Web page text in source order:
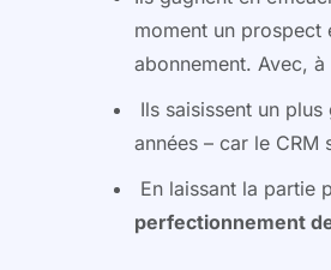
moment un prospect
abonnement. Avec, à
Ils saisissent un
années – car le CRM
En laissant la partie
perfectionnement